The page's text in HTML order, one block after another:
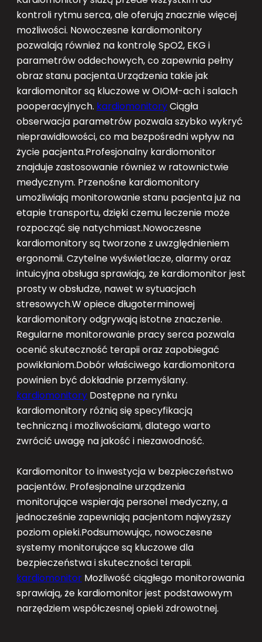
kontroli rytmu serca, ale oferują znacznie więcej
możliwości. Nowoczesne kardiomonitory
pozwalają również na kontrolę SpO2, EKG i
parametrów oddechowych, co zapewnia pełny
obraz stanu pacjenta.Urządzenia takie jak
kardiomonitor są kluczowe w OIOM-ach i salach
pooperacyjnych. kardiomonitoryCiągła
obserwacja parametrów pozwala szybko wykryć
nieprawidłowości, co ma bezpośredni wpływ na
życie pacjenta.Profesjonalny kardiomonitor
znajduje zastosowanie również w ratownictwie
medycznym. Przenośne kardiomonitory
umożliwiają monitorowanie stanu pacjenta już na
etapie transportu, dzięki czemu leczenie może
rozpocząć się natychmiast.Nowoczesne
kardiomonitory są tworzone z uwzględnieniem
ergonomii. Czytelne wyświetlacze, alarmy oraz
intuicyjna obsługa sprawiają, że kardiomonitor jest
prosty w obsłudze, nawet w sytuacjach
stresowych.W opiece długoterminowej
kardiomonitory odgrywają istotne znaczenie.
Regularne monitorowanie pracy serca pozwala
ocenić skuteczność terapii oraz zapobiegać
powikłaniom.Dobór właściwego kardiomonitora
powinien być dokładnie przemyślany.
kardiomonitory Dostępne na rynku
kardiomonitory różnią się specyfikacją
techniczną i możliwościami, dlatego warto
zwrócić uwagę na jakość i niezawodność.
Kardiomonitor to inwestycja w bezpieczeństwo
pacjentów. Profesjonalne urządzenia
monitorujące wspierają personel medyczny, a
jednocześnie zapewniają pacjentom najwyższy
poziom opieki.Podsumowując, nowoczesne
systemy monitorujące są kluczowe dla
bezpieczeństwa i skuteczności terapii.
kardiomonitor Możliwość ciągłego monitorowania
sprawiają, że kardiomonitor jest podstawowym
narzędziem współczesnej opieki zdrowotnej.